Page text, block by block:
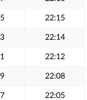
22:15
22:14
22:12
22:08
22:05